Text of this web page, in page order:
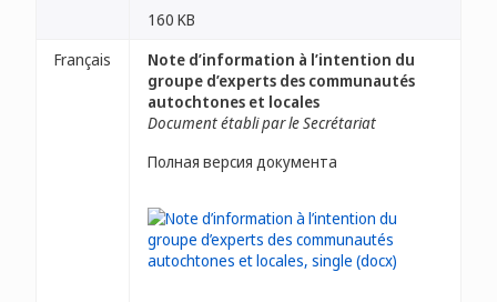
160 KB
Français
Note d’information à l’intention du
groupe d’experts des communautés
autochtones et locales
Document établi par le Secrétariat
Полная версия документа